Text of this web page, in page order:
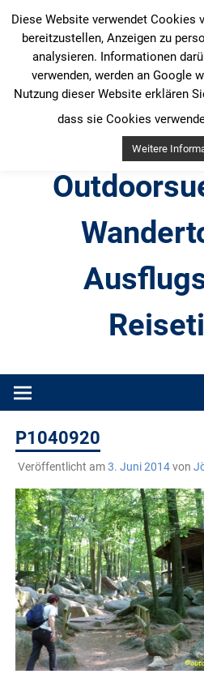
Inhalt
springen
Produkttests und
P1040920
Veröffentlicht am3. Juni 2014von
Diese Website verwendet Cookies
bereitzustellen, Anzeigen zu
analysieren. Informationen
verwenden, werden an Google
Nutzung dieser Website erklären
dass sie Cookies
Weitere